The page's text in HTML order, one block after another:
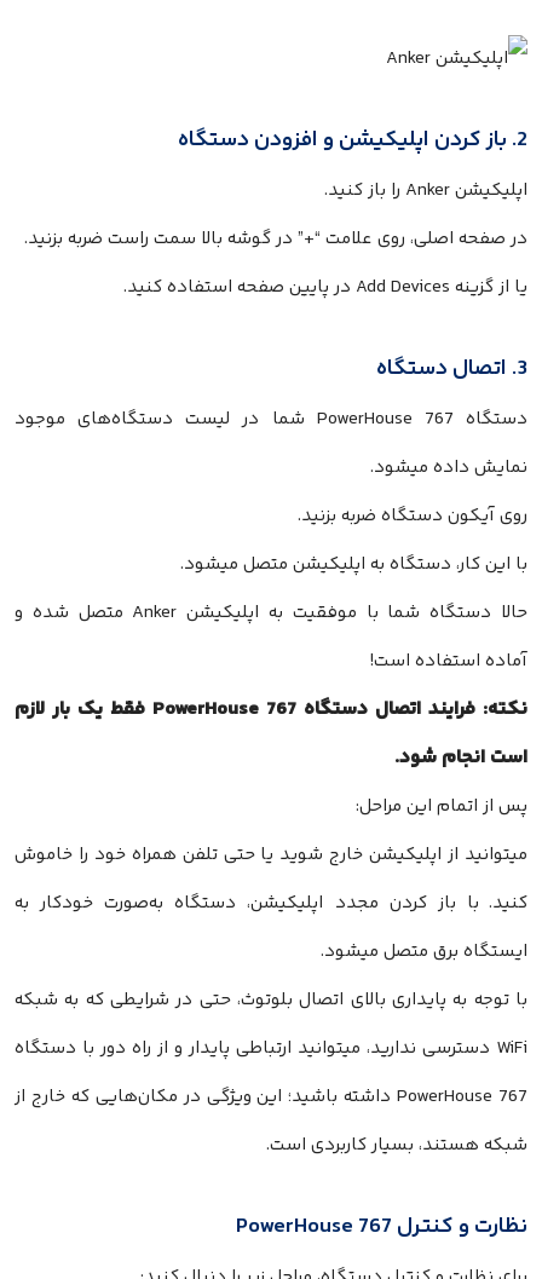
2. باز کردن اپلیکیشن و افزودن دستگاه
اپلیکیشن Anker را باز کنید.
در صفحه اصلی، روی علامت “+” در گوشه بالا سمت راست ضربه بزنید.
یا از گزینه Add Devices در پایین صفحه استفاده کنید.
3. اتصال دستگاه
دستگاه PowerHouse 767 شما در لیست دستگاه‌های موجود
نمایش داده میشود.
روی آیکون دستگاه ضربه بزنید.
با این کار، دستگاه به اپلیکیشن متصل میشود.
حالا دستگاه شما با موفقیت به اپلیکیشن Anker متصل شده و
آماده استفاده است!
نکته: فرایند اتصال دستگاه PowerHouse 767 فقط یک بار لازم
است انجام شود.
پس از اتمام این مراحل:
میتوانید از اپلیکیشن خارج شوید یا حتی تلفن همراه خود را خاموش
کنید. با باز کردن مجدد اپلیکیشن، دستگاه به‌صورت خودکار به
ایستگاه برق متصل میشود.
با توجه به پایداری بالای اتصال بلوتوث، حتی در شرایطی که به شبکه
WiFi دسترسی ندارید، میتوانید ارتباطی پایدار و از راه دور با دستگاه
PowerHouse 767 داشته باشید؛ این ویژگی در مکان‌هایی که خارج از
شبکه هستند، بسیار کاربردی است.
نظارت و کنترل PowerHouse 767